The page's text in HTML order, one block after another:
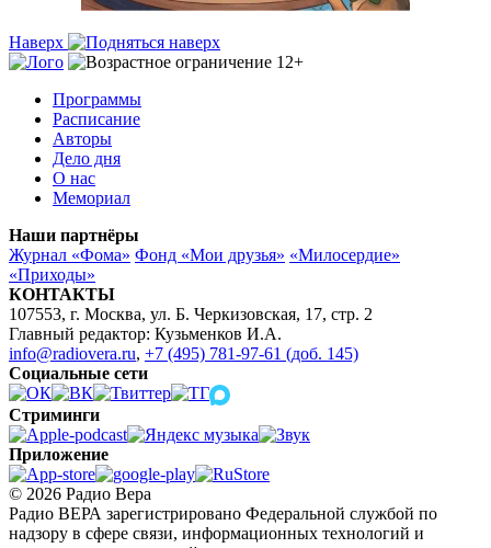
Наверх
Программы
Расписание
Авторы
Дело дня
О нас
Мемориал
Наши партнёры
Журнал «Фома» Фонд «Мои друзья» «Милосердие»
«Приходы»
КОНТАКТЫ
107553, г. Москва, ул. Б. Черкизовская, 17, стр. 2
Главный редактор: Кузьменков И.А.
info@radiovera.ru, +7 (495) 781-97-61 (доб. 145)
Социальные сети
Стриминги
Приложение
© 2026 Радио Вера
Радио ВЕРА зарегистрировано Федеральной службой по
надзору в сфере связи, информационных технологий и